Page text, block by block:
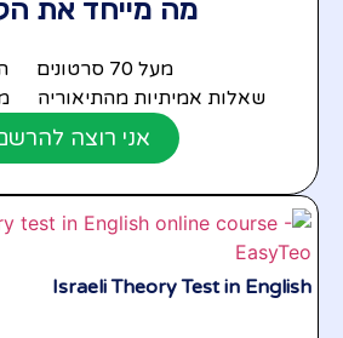
מה מייחד את
מעל 70 סרטונים
שאלות אמיתיות מהתיאוריה
אני רוצה
Israeli Theory Test in English